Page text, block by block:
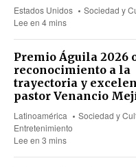
Estados Unidos Sociedad y
Lee en 4 mins
Premio Águila 2026
reconocimiento a la
trayectoria y
pastor Venancio
Latinoamérica
Sociedad y
Entretenimiento
Lee en 3 mins